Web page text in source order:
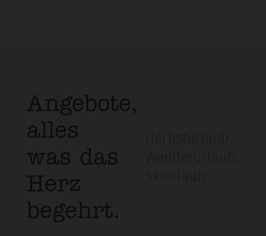
Angebote,
alles
was das
Herz
begehrt.